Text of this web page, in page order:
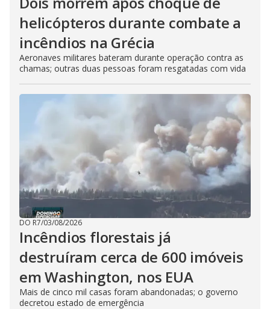
helicópteros durante combate a
incêndios na Grécia
Aeronaves militares bateram durante operação contra as
chamas; outras duas pessoas foram resgatadas com vida
DO R7/03/08/2026
Incêndios florestais já
destruíram cerca de 600 imóveis
em Washington, nos EUA
Mais de cinco mil casas foram abandonadas; o governo
decretou estado de emergência